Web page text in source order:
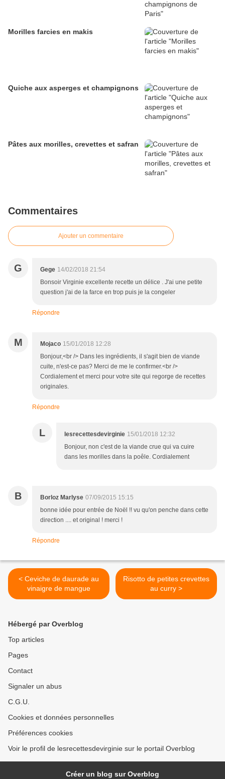
Morilles farcies en makis
Quiche aux asperges et champignons
Pâtes aux morilles, crevettes et safran
Commentaires
Ajouter un commentaire
G Gege 14/02/2018 21:54
Bonsoir Virginie excellente recette un délice . J'ai une petite
question j'ai de la farce en trop puis je la congeler
Répondre
M Mojaco 15/01/2018 12:28
Bonjour,<br /> Dans les ingrédients, il s'agit bien de viande
cuite, n'est-ce pas? Merci de me le confirmer.<br />
Cordialement et merci pour votre site qui regorge de recettes
originales.
Répondre
L lesrecettesdevirginie 15/01/2018 12:32
Bonjour, non c'est de la viande crue qui va cuire
dans les morilles dans la poêle. Cordialement
B Borloz Marlyse 07/09/2015 15:15
bonne idée pour entrée de Noël !! vu qu'on penche dans cette
direction .... et original ! merci !
Répondre
< Ceviche de daurade au
vinaigre de mangue
Risotto de petites crevettes
au curry >
Hébergé par Overblog
Top articles
Pages
Contact
Signaler un abus
C.G.U.
Cookies et données personnelles
Préférences cookies
Voir le profil de lesrecettesdevirginie sur le portail Overblog
Créer un blog sur Overblog